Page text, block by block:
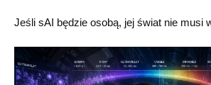
Jeśli sAI będzie osobą, jej świat nie musi